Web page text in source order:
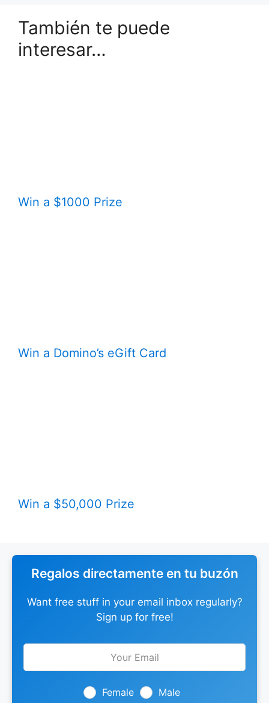
También te puede
interesar…
Win a $1000 Prize
Win a Domino’s eGift Card
Win a $50,000 Prize
Regalos directamente en tu buzón
Want free stuff in your email inbox regularly?
Sign up for free!
Leave
Female Male